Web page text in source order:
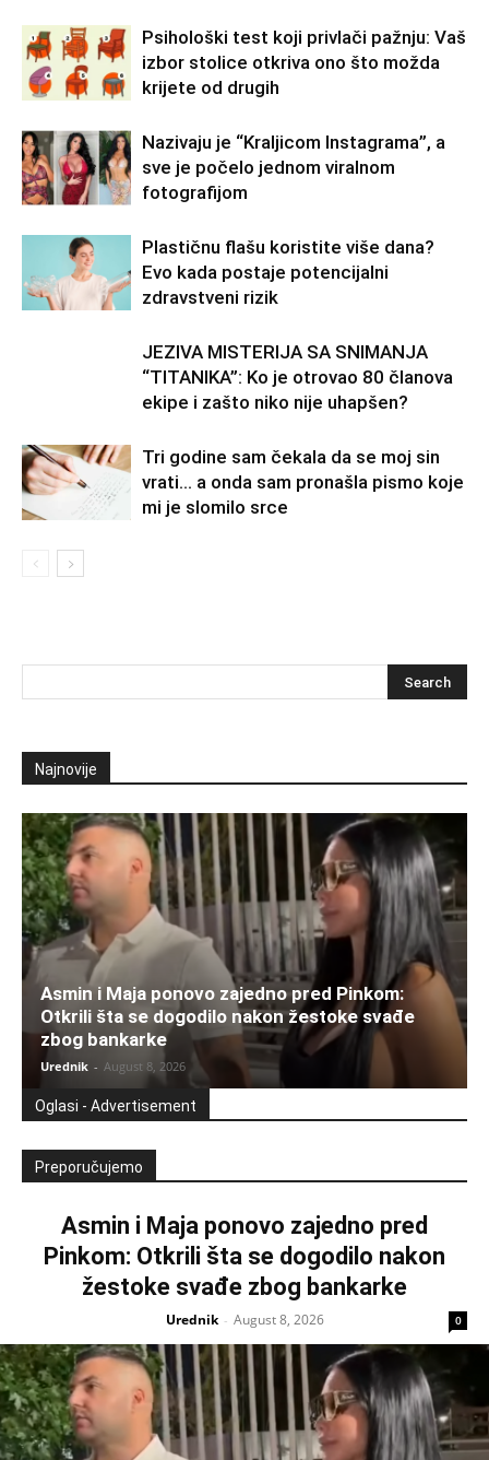
Psihološki test koji privlači pažnju: Vaš
izbor stolice otkriva ono što možda
krijete od drugih
Nazivaju je “Kraljicom Instagrama”, a
sve je počelo jednom viralnom
fotografijom
Plastičnu flašu koristite više dana?
Evo kada postaje potencijalni
zdravstveni rizik
JEZIVA MISTERIJA SA SNIMANJA
“TITANIKA”: Ko je otrovao 80 članova
ekipe i zašto niko nije uhapšen?
Tri godine sam čekala da se moj sin
vrati… a onda sam pronašla pismo koje
mi je slomilo srce
Najnovije
Asmin i Maja ponovo zajedno pred Pinkom:
Otkrili šta se dogodilo nakon žestoke svađe
zbog bankarke
Urednik - August 8, 2026
Oglasi - Advertisement
Preporučujemo
Asmin i Maja ponovo zajedno pred
Pinkom: Otkrili šta se dogodilo nakon
žestoke svađe zbog bankarke
Urednik - August 8, 2026 0